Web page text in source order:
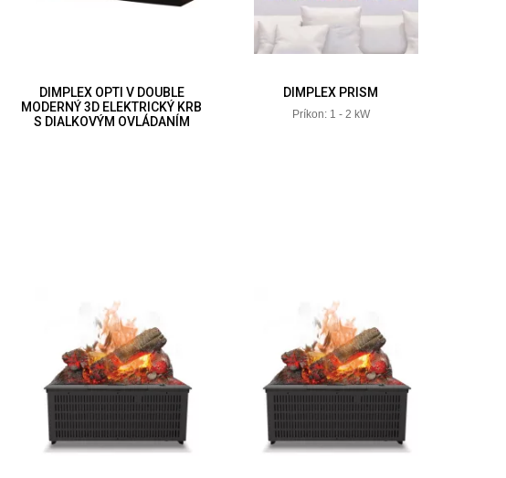
DIMPLEX OPTI V DOUBLE
MODERNÝ 3D ELEKTRICKÝ KRB
S DIALKOVÝM OVLÁDANÍM
DIMPLEX PRISM
Príkon: 1 - 2 kW